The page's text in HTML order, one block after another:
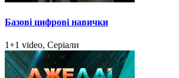
Базові цифрові навички
1+1 video, Серіали